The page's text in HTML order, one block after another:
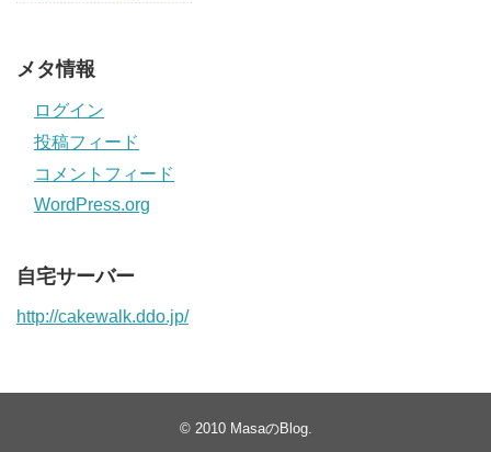
メタ情報
ログイン
投稿フィード
コメントフィード
WordPress.org
自宅サーバー
http://cakewalk.ddo.jp/
© 2010 MasaのBlog.